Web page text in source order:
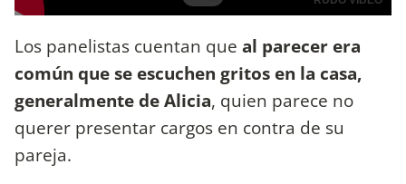
Los panelistas cuentan que al parecer era
común que se escuchen gritos en la casa,
generalmente de Alicia, quien parece no
querer presentar cargos en contra de su
pareja.